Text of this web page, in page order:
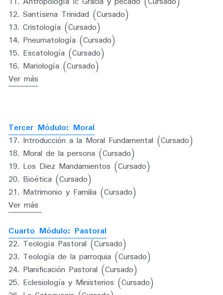
12. Santísima Trinidad (Cursado)
13. Cristología (Cursado)
14. Pneumatología (Cursado)
15. Escatología (Cursado)
16. Mariología (Cursado)
Ver más
Tercer Módulo: Moral
17. Introducción a la Moral Fundamental (Cursado)
18. Moral de la persona (Cursado)
19. Los Diez Mandamientos (Cursado)
20. Bioética (Cursado)
21. Matrimonio y Familia (Cursado)
Ver más
Cuarto Módulo: Pastoral
22. Teología Pastoral (Cursado)
23. Teología de la parroquia (Cursado)
24. Planificación Pastoral (Cursado)
25. Eclesiología y Ministerios (Cursado)